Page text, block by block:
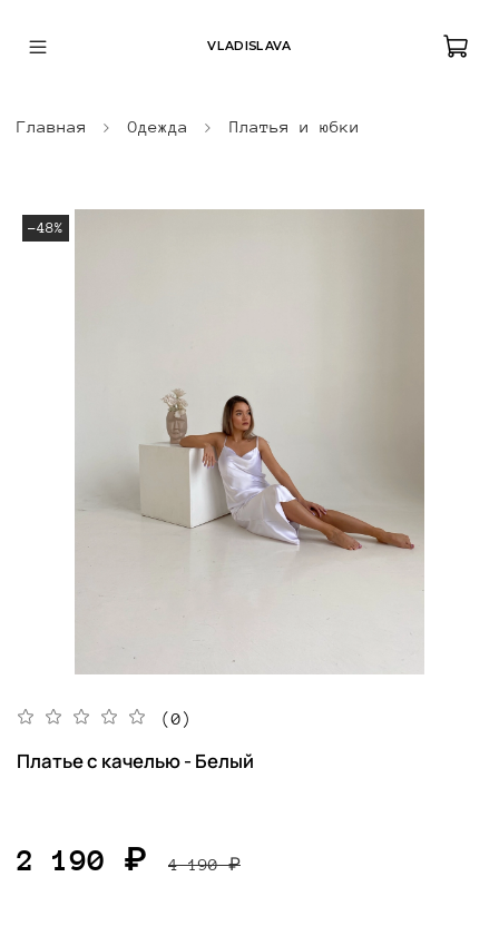
VLADISLAVA
Главная Одежда Платья и юбки
-48%
(0)
Платье с качелью - Белый
2 190 ₽ 4 190 ₽